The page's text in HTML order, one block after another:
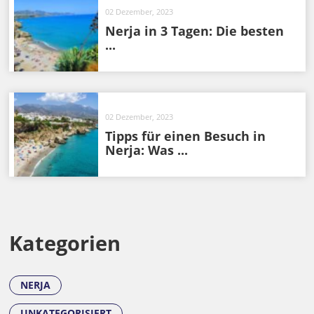
02 Dezember, 2023
Nerja in 3 Tagen: Die besten
...
02 Dezember, 2023
Tipps für einen Besuch in
Nerja: Was ...
Kategorien
NERJA